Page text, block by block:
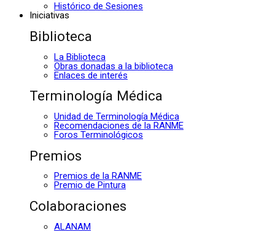
Histórico de Sesiones
Iniciativas
Biblioteca
La Biblioteca
Obras donadas a la biblioteca
Enlaces de interés
Terminología Médica
Unidad de Terminología Médica
Recomendaciones de la RANME
Foros Terminológicos
Premios
Premios de la RANME
Premio de Pintura
Colaboraciones
ALANAM